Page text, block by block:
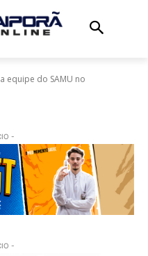
equipe do SAMU no
-
-